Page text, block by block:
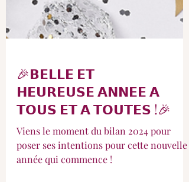
🎉𝗕𝗘𝗟𝗟𝗘 𝗘𝗧
𝗛𝗘𝗨𝗥𝗘𝗨𝗦𝗘 𝗔𝗡𝗡𝗘𝗘 𝗔
𝗧𝗢𝗨𝗦 𝗘𝗧 𝗔 𝗧𝗢𝗨𝗧𝗘𝗦 !🎉
Viens le moment du bilan 2024 pour